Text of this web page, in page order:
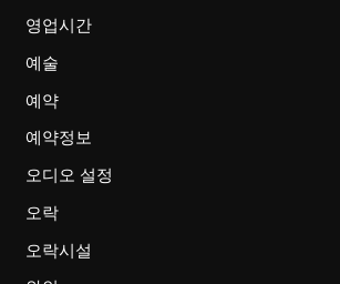
영업시간
예술
예약
예약정보
오디오 설정
오락
오락시설